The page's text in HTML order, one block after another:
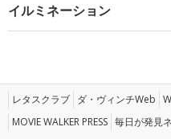
イルミネーション
レタスクラブ ダ・ヴィンチWeb
MOVIE WALKER PRESS 毎日が発見